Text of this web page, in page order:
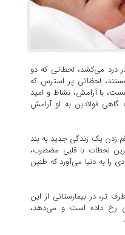
می‌کشد، لحظاتی که دو
لحظاتی پر استرس که
با آرامش، نشاط و امید
گاهی فولادین به او آرامش
زدن یک زندگی جدید به بند
لحظات با قلبی مضطرب،
به دنیا می‌آورد که طنین
تر، در بیمارستانی از این
رخ داده است و می‌دهد،